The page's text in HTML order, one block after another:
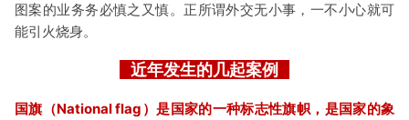
图案的业务务必慎之又慎。正所谓外交无小事，一不小心就可
能引火烧身。
近年发生的几起案例
国旗（National flag）是国家的一种标志性旗帜，是国家的象